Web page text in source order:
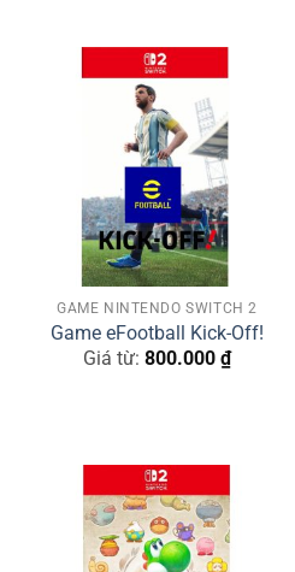
GAME NINTENDO SWITCH 2
Game eFootball Kick-Off!
Giá từ: 800.000 ₫